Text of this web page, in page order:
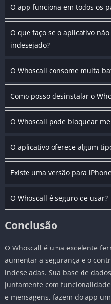
O app funciona em todos os
O que faço se o aplicativo
indesejado?
O Whoscall consome muita
Como posso desinstalar o
O Whoscall pode bloquear
O aplicativo oferece algum
Existe uma versão para
O Whoscall é seguro de usar?
Conclusão
O Whoscall é uma excelente
aumentar a segurança e o
indesejadas. Sua base de
juntamente com
e mensagens, fazem do app